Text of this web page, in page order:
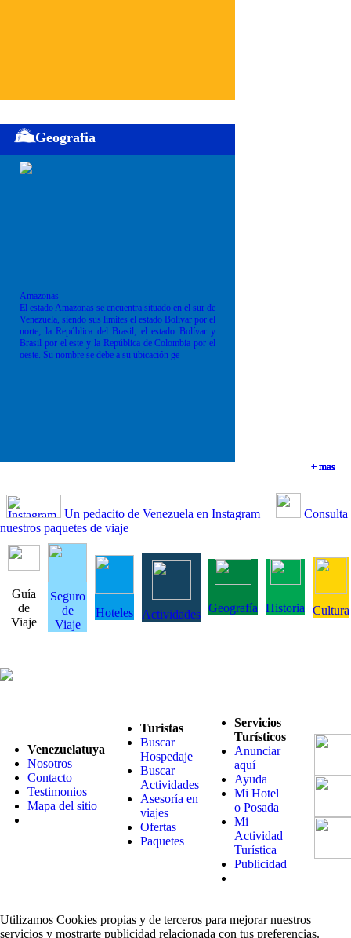
+ mas
+ mas
+ mas
Geografia
Amazonas
El estado Amazonas se encuentra situado en el sur de
Venezuela, siendo sus límites el estado Bolívar por el
norte; la República del Brasil; el estado Bolívar y
Brasil por el este y la República de Colombia por el
oeste. Su nombre se debe a su ubicación ge
+ mas
Un pedacito de Venezuela en Instagram
Consulta
nuestros paquetes de viaje
Guía
de
Viaje
Seguro
de
Viaje
Hoteles Actividades Geografía Historia Cultura
Venezuelatuya
Nosotros
Contacto
Testimonios
Mapa del sitio
Turistas
Buscar
Hospedaje
Buscar
Actividades
Asesoría en
viajes
Ofertas
Paquetes
Servicios
Turísticos
Anunciar
aquí
Ayuda
Mi Hotel
o Posada
Mi
Actividad
Turística
Publicidad
Utilizamos Cookies propias y de terceros para mejorar nuestros
servicios y mostrarte publicidad relacionada con tus preferencias.